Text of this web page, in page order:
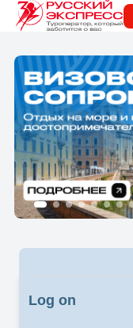
Log on